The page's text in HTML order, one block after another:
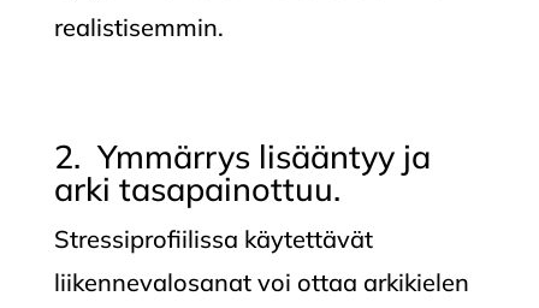
realistisemmin.
2. Ymmärrys lisääntyy ja
arki tasapainottuu.
Stressiprofiilissa käytettävät
liikennevalosanat voi ottaa arkikielen